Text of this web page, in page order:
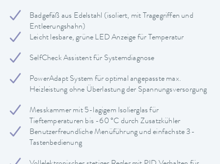
Badgefäß aus Edelstahl (isoliert, mit Tragegriffen und
Entleerungshahn)
Leicht lesbare, grüne LED Anzeige für Temperatur
SelfCheck Assistent für Systemdiagnose
PowerAdapt System für optimal angepasste max.
Heizleistung ohne Überlastung der Spannungsversorgung
Messkammer mit 5-lagigem Isolierglas für
Tieftemperaturen bis -60 °C durch Zusatzkühler
Benutzerfreundliche Menüführung und einfachste 3-
Tastenbedienung